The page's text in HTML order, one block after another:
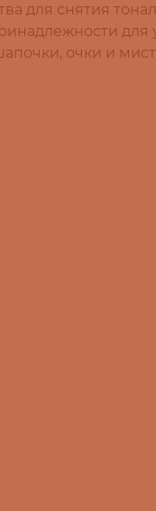
для снятия
для
очки и